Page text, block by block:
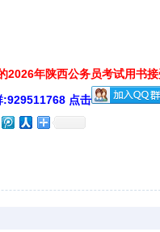
2026年陕西公务员考试用书
:929511768 点击